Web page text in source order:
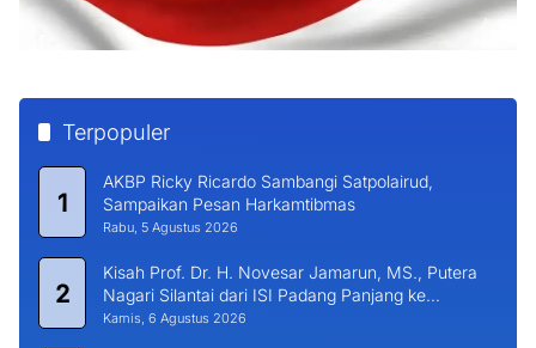
Terpopuler
1
AKBP Ricky Ricardo Sambangi Satpolairud,
Sampaikan Pesan Harkamtibmas
Rabu, 5 Agustus 2026
2
Kisah Prof. Dr. H. Novesar Jamarun, MS., Putera
Nagari Silantai dari ISI Padang Panjang ke
Universitas Dharma Andalas
Kamis, 6 Agustus 2026